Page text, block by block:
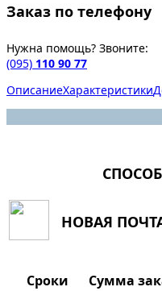
Заказ по телефону
Нужна помощь? Звоните:
(095) 110 90 77
ОписаниеХарактеристики
НОВАЯ
Сроки Сумма